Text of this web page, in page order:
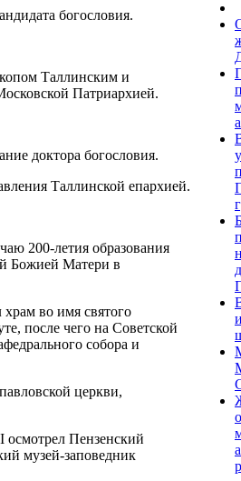
богословия.
Таллинским и
Патриархией.
доктора богословия.
Таллинской епархией.
200-летия образования
Божией Матери в
во имя святого
после чего на Советской
собора и
церкви,
осмотрел Пензенский
музей-заповедник